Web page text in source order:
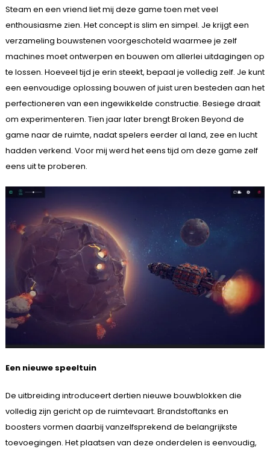
Steam en een vriend liet mij deze game toen met veel
enthousiasme zien. Het concept is slim en simpel. Je krijgt een
verzameling bouwstenen voorgeschoteld waarmee je zelf
machines moet ontwerpen en bouwen om allerlei uitdagingen op
te lossen. Hoeveel tijd je erin steekt, bepaal je volledig zelf. Je kunt
een eenvoudige oplossing bouwen of juist uren besteden aan het
perfectioneren van een ingewikkelde constructie. Besiege draait
om experimenteren. Tien jaar later brengt Broken Beyond de
game naar de ruimte, nadat spelers eerder al land, zee en lucht
hadden verkend. Voor mij werd het eens tijd om deze game zelf
eens uit te proberen.
Een nieuwe speeltuin
De uitbreiding introduceert dertien nieuwe bouwblokken die
volledig zijn gericht op de ruimtevaart. Brandstoftanks en
boosters vormen daarbij vanzelfsprekend de belangrijkste
toevoegingen. Het plaatsen van deze onderdelen is eenvoudig,